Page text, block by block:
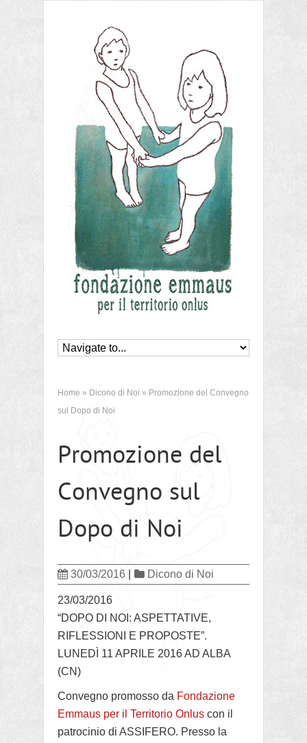
Home » Dicono di Noi » Promozione del Convegno
sul Dopo di Noi
Promozione del
Convegno sul
Dopo di Noi
30/03/2016 Dicono di Noi
23/03/2016
“DOPO DI NOI: ASPETTATIVE,
RIFLESSIONI E PROPOSTE”.
LUNEDÌ 11 APRILE 2016 AD ALBA
(CN)
Convegno promosso da Fondazione
Emmaus per il Territorio Onlus con il
patrocinio di ASSIFERO. Presso la